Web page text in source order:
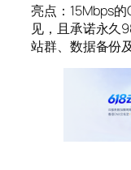
亮点：15Mbps
见，且承诺永久
站群、数据备份